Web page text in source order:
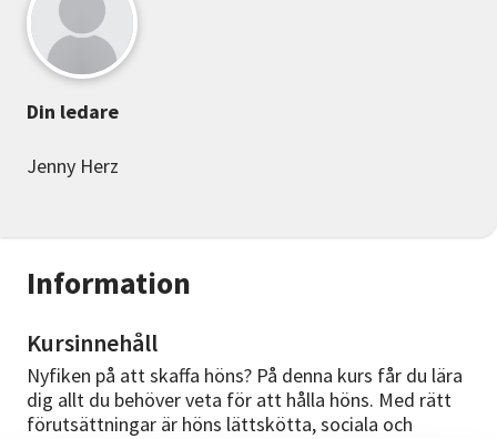
Information
Kursinnehåll
Nyfiken på att skaffa höns? På denna kurs får du lära
dig allt du behöver veta för att hålla höns. Med rätt
förutsättningar är höns lättskötta, sociala och
Din ledare
Jenny Herz